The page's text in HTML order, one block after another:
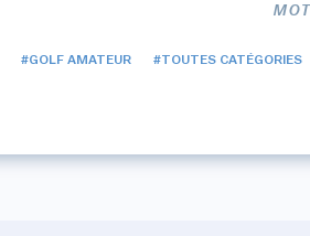
#GOLF AMATEUR #TOUTES CATÉGORIES